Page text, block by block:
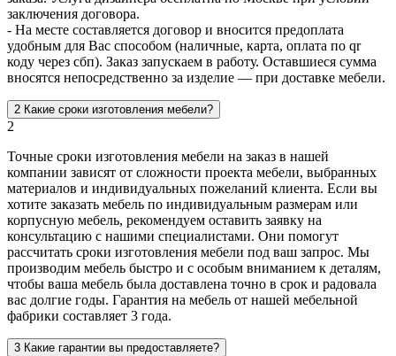
заключения договора.
- На месте составляется договор и вносится предоплата
удобным для Вас способом (наличные, карта, оплата по qr
коду через сбп). Заказ запускаем в работу. Оставшиеся сумма
вносятся непосредственно за изделие — при доставке мебели.
2 Какие сроки изготовления мебели?
2
Точные сроки изготовления мебели на заказ в нашей
компании зависят от сложности проекта мебели, выбранных
материалов и индивидуальных пожеланий клиента. Если вы
хотите заказать мебель по индивидуальным размерам или
корпусную мебель, рекомендуем оставить заявку на
консультацию с нашими специалистами. Они помогут
рассчитать сроки изготовления мебели под ваш запрос. Мы
производим мебель быстро и с особым вниманием к деталям,
чтобы ваша мебель была доставлена точно в срок и радовала
вас долгие годы. Гарантия на мебель от нашей мебельной
фабрики составляет 3 года.
3 Какие гарантии вы предоставляете?